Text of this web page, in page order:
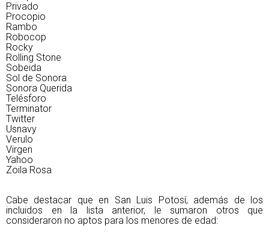
Privado
Procopio
Rambo
Robocop
Rocky
Rolling Stone
Sobeida
Sol de Sonora
Sonora Querida
Telésforo
Terminator
Twitter
Usnavy
Verulo
Virgen
Yahoo
Zoila Rosa
Cabe destacar que en San Luis Potosí, además de los
incluidos en la lista anterior, le sumaron otros que
consideraron no aptos para los menores de edad: